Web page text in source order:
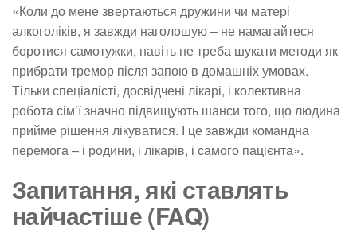
«Коли до мене звертаються дружини чи матері
алкоголіків, я завжди наголошую – не намагайтеся
боротися самотужки, навіть не треба шукати методи як
прибрати тремор після запою в домашніх умовах.
Тільки спеціалісті, досвідчені лікарі, і колективна
робота сім’ї значно підвищують шанси того, що людина
прийме рішення лікуватися. І це завжди командна
перемога – і родини, і лікарів, і самого пацієнта».
Запитання, які ставлять
найчастіше (FAQ)